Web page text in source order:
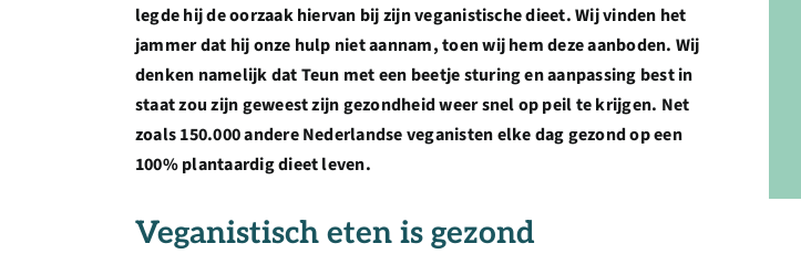
legde hij de oorzaak hiervan bij zijn veganistische dieet. Wij vinden het
jammer dat hij onze hulp niet aannam, toen wij hem deze aanboden. Wij
denken namelijk dat Teun met een beetje sturing en aanpassing best in
staat zou zijn geweest zijn gezondheid weer snel op peil te krijgen. Net
zoals 150.000 andere Nederlandse veganisten elke dag gezond op een
100% plantaardig dieet leven.
Veganistisch eten is gezond